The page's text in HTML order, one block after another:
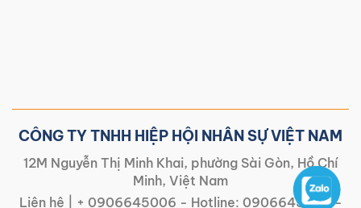
CÔNG TY TNHH HIỆP HỘI NHÂN SỰ VIỆT NAM
12M Nguyễn Thị Minh Khai, phường Sài Gòn, Hồ Chí
Minh, Việt Nam
Liên hệ |
+ 0906645006 - Hotline: 0906645006-